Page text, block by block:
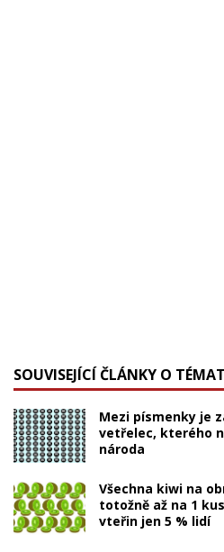
SOUVISEJÍCÍ ČLÁNKY O
Mezi písmenky je
vetřelec, kterého
národa
Všechna kiwi na
totožně až na 1
vteřin jen 5 % lidí